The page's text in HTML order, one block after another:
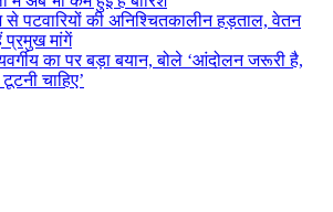
पटवारियों की अनिश्चितकालीन हड़ताल, वेतन
प्रमुख मांगें
का पर बड़ा बयान, बोले ‘आंदोलन जरूरी है,
चाहिए’